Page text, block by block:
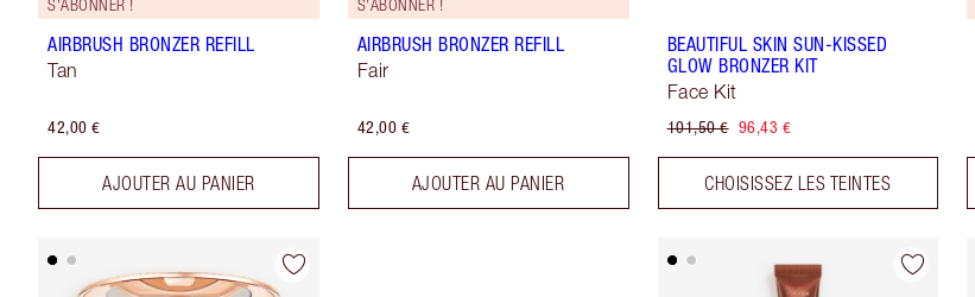
S'ABONNER !
AIRBRUSH BRONZER REFILL
Tan
42,00 €
AJOUTER AU PANIER
S'ABONNER !
AIRBRUSH BRONZER REFILL
Fair
42,00 €
AJOUTER AU PANIER
BEAUTIFUL SKIN SUN-KISSED
GLOW BRONZER KIT
Face Kit
101,50 € 96,43 €
CHOISISSEZ LES TEINTES